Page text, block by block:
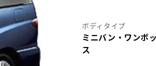
ボディタイプ
ミニバン・ワンボ
ス